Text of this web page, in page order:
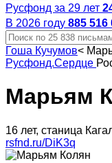
Русфонд за 29 лет
В 2026 году 885 516
Гоша Кучумов<
Русфонд.Сердце
Марьям
16 лет, станица
rsfnd.ru/DiK3q